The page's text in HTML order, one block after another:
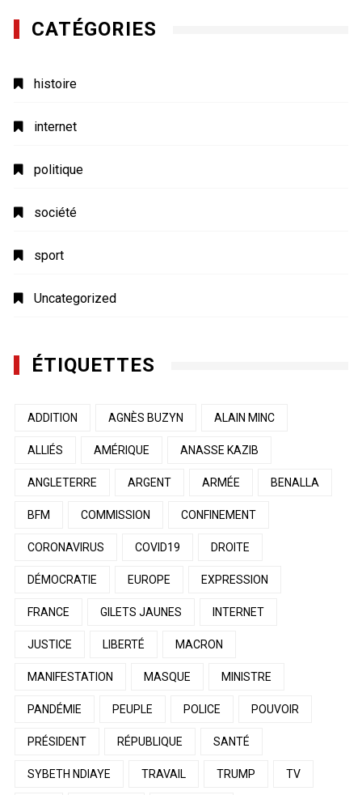
CATÉGORIES
histoire
internet
politique
société
sport
Uncategorized
ÉTIQUETTES
ADDITION AGNÈS BUZYN ALAIN MINC
ALLIÉS AMÉRIQUE ANASSE KAZIB
ANGLETERRE ARGENT ARMÉE BENALLA
BFM COMMISSION CONFINEMENT
CORONAVIRUS COVID19 DROITE
DÉMOCRATIE EUROPE EXPRESSION
FRANCE GILETS JAUNES INTERNET
JUSTICE LIBERTÉ MACRON
MANIFESTATION MASQUE MINISTRE
PANDÉMIE PEUPLE POLICE POUVOIR
PRÉSIDENT RÉPUBLIQUE SANTÉ
SYBETH NDIAYE TRAVAIL TRUMP TV